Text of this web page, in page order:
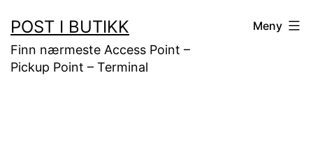
til
innhold
POST I BUTIKK
Finn nærmeste Access Point –
Pickup Point – Terminal
Meny